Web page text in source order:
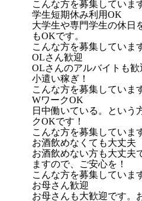
こんな方を募集していま
学生短期休み利用OK
大学生や専門学生の休日
もOKです。
こんな方を募集していま
OLさん歓迎
OLさんのアルバイトも
小遣い稼ぎ！
こんな方を募集していま
WワークOK
日中働いている。という
クOKです！
こんな方を募集していま
お酒飲めなくても大丈夫
お酒飲めない方も大丈夫
ますので、ご安心を！
こんな方を募集していま
お母さん歓迎
お母さんも大歓迎です。